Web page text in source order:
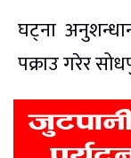
घट्ना
पक्राउ गरेर